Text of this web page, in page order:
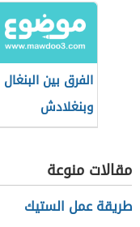
الفرق بين البنغال
وبنغلادش
مقالات منوعة
طريقة عمل الستيك